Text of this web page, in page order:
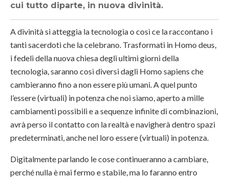
cui tutto diparte, in nuova divinità.
A divinità si atteggia la tecnologia o così ce la raccontano i
tanti sacerdoti che la celebrano. Trasformati in Homo deus,
i fedeli della nuova chiesa degli ultimi giorni della
tecnologia, saranno così diversi dagli Homo sapiens che
cambieranno fino a non essere più umani. A quel punto
l’essere (virtuali) in potenza che noi siamo, aperto a mille
cambiamenti possibili e a sequenze infinite di combinazioni,
avrà perso il contatto con la realtà e navigherà dentro spazi
predeterminati, anche nel loro essere (virtuali) in potenza.
Digitalmente parlando le cose continueranno a cambiare,
perché nulla è mai fermo e stabile, ma lo faranno entro